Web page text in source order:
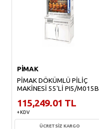
PİMAK
PİMAK DÖKÜMLÜ PİLİÇ
MAKİNESİ 55'Lİ PI5/M015B
115,249.01 TL
+ KDV
ÜCRETSİZ KARGO